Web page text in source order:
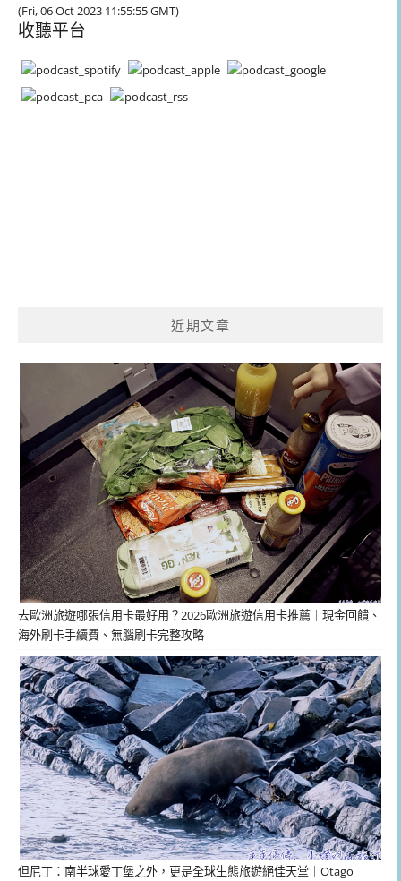
(Fri, 06 Oct 2023 11:55:55 GMT)
收聽平台
近期文章
去歐洲旅遊哪張信用卡最好用？2026歐洲旅遊信用卡推薦｜現金回饋、
海外刷卡手續費、無腦刷卡完整攻略
但尼丁：南半球愛丁堡之外，更是全球生態旅遊絕佳天堂｜Otago